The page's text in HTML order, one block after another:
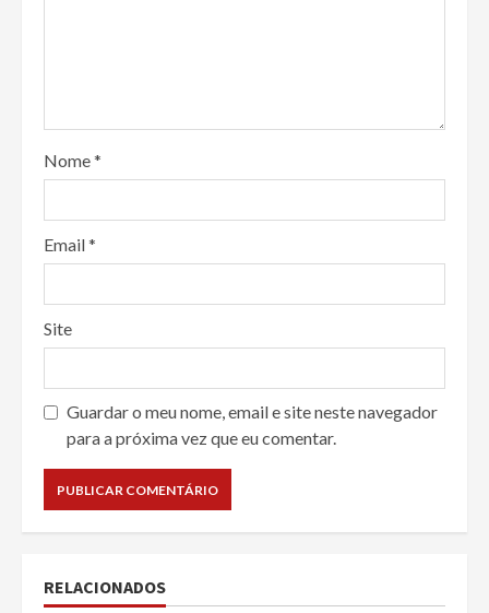
Nome*
Email*
Site
Guardar o meu nome, email e site neste navegador
para a próxima vez que eu comentar.
RELACIONADOS